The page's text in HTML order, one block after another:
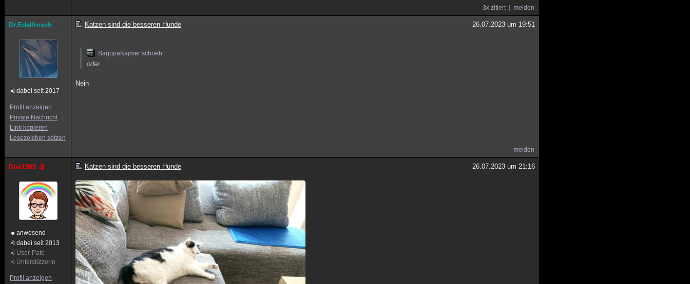
3x zitiert melden
Dr.Edelfrosch
dabei seit 2017
Profil anzeigen
Private Nachricht
Link kopieren
Lesezeichen setzen
Katzen sind die besseren Hunde 26.07.2023 um 19:51
SagopaKajmer schrieb:
oder
Nein
melden
Dini1909
anwesend
dabei seit 2013
User-Pate
Unterstützerin
Profil anzeigen
Katzen sind die besseren Hunde 26.07.2023 um 21:16